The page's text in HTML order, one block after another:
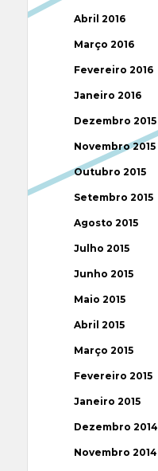
Abril 2016
Março 2016
Fevereiro 2016
Janeiro 2016
Dezembro 2015
Novembro 2015
Outubro 2015
Setembro 2015
Agosto 2015
Julho 2015
Junho 2015
Maio 2015
Abril 2015
Março 2015
Fevereiro 2015
Janeiro 2015
Dezembro 2014
Novembro 2014